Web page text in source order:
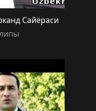
Сайёраси